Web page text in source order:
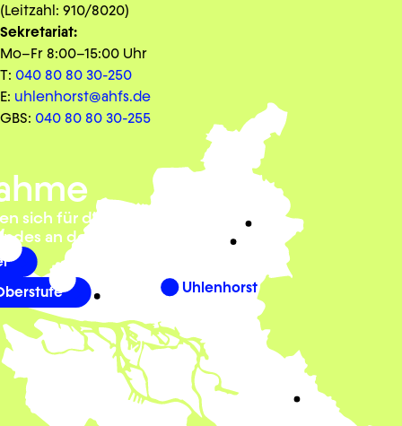
sich für die
an der ahfs?
(Leitzahl: 910/8020)
Sekretariat:
Mo–Fr 8:00–15:00 Uhr
T: 040 80 80 30-250
E: uhlenhorst@ahfs.de
GBS: 040 80 80 30-255
Uhlenhorst